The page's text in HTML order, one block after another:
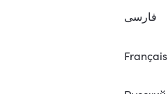
فارسی
Français